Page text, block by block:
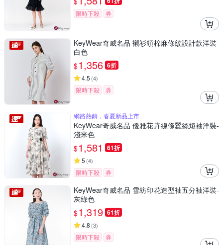
限時下殺 券
KeyWear奇威名品 襯衫領棉麻條紋設計款洋裝-
白色
$1,356 6折
4.5 (4)
限時下殺 券
網路熱銷，春夏新品上市
KeyWear奇威名品 優雅花卉線條蠶絲短袖洋裝-
淺米色
$1,581 61折
5 (4)
限時下殺 券
KeyWear奇威名品 雪紡印花造型袖五分袖洋裝-
灰綠色
$1,319 61折
4.8 (3)
限時下殺 券